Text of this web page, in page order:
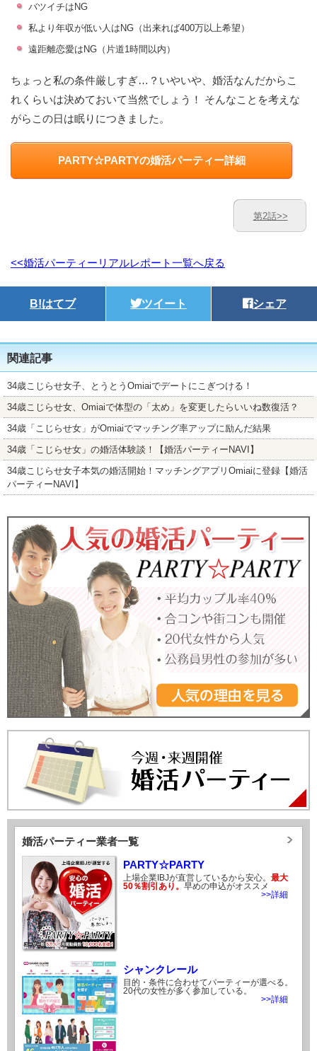
バツイチはNG
私より年収が低い人はNG（出来れば400万以上希望）
遠距離恋愛はNG（片道1時間以内）
ちょっと私の条件厳しすぎ…？いやいや、婚活なんだからこ
れくらいは決めておいて当然でしょう！ そんなことを考えな
がらこの日は眠りにつきました。
PARTY☆PARTYの婚活パーティー詳細
第2話>>
<<婚活パーティーリアルレポート一覧へ戻る
B!はてブ ツイート シェア
関連記事
34歳こじらせ女子、とうとうOmiaiでデートにこぎつける！
34歳こじらせ女、Omiaiで体型の「太め」を変更したらいいね数復活？
34歳「こじらせ女」がOmiaiでマッチング率アップに励んだ結果
34歳「こじらせ女」の婚活体験談！【婚活パーティーNAVI】
34歳こじらせ女子本気の婚活開始！マッチングアプリOmiaiに登録【婚活
パーティーNAVI】
婚活パーティー業者一覧
PARTY☆PARTY
上場企業IBJが直営しているから安心。 最大
50％割引あり。 早めの申込がオススメ
>>詳細
シャンクレール
目的・条件に合わせてパーティーが選べる。
20代の女性が多く参加している。
>>詳細